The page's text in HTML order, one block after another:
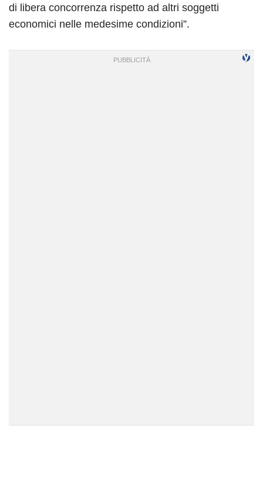
di libera concorrenza rispetto ad altri soggetti
economici nelle medesime condizioni”.